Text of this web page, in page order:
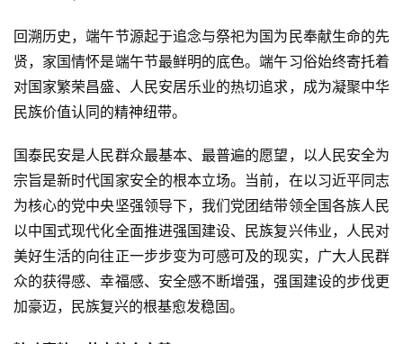
回溯历史，端午节源起于追念与祭祀为国为民奉献生命的先
贤，家国情怀是端午节最鲜明的底色。端午习俗始终寄托着
对国家繁荣昌盛、人民安居乐业的热切追求，成为凝聚中华
民族价值认同的精神纽带。
国泰民安是人民群众最基本、最普遍的愿望，以人民安全为
宗旨是新时代国家安全的根本立场。当前，在以习近平同志
为核心的党中央坚强领导下，我们党团结带领全国各族人民
以中国式现代化全面推进强国建设、民族复兴伟业，人民对
美好生活的向往正一步步变为可感可及的现实，广大人民群
众的获得感、幸福感、安全感不断增强，强国建设的步伐更
加豪迈，民族复兴的根基愈发稳固。